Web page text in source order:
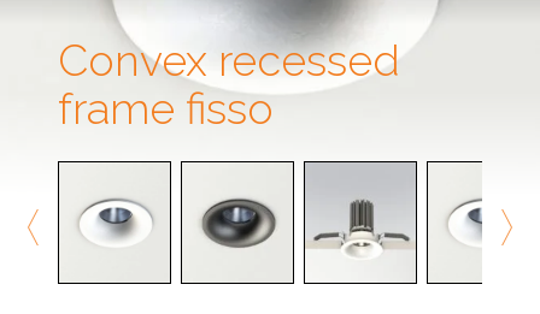
Convex recessed
frame fisso